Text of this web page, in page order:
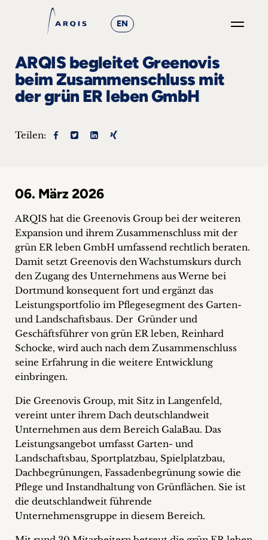
EN
Fokusgruppen
+
Events
+
Karriere
+
Blog
&
Podcasts
+
Team
Philosophie
Presseanfragen
ARQIS begleitet Greenovis
beim Zusammenschluss mit
der grün ER leben GmbH
Teilen:
06. März 2026
ARQIS hat die Greenovis Group bei der weiteren
Expansion und ihrem Zusammenschluss mit der
grün ER leben GmbH umfassend rechtlich beraten.
Damit setzt Greenovis den Wachstumskurs durch
den Zugang des Unternehmens aus Werne bei
Dortmund konsequent fort und ergänzt das
Leistungsportfolio im Pflegesegment des Garten-
und Landschaftsbaus. Der Gründer und
Geschäftsführer von grün ER leben, Reinhard
Schocke, wird auch nach dem Zusammenschluss
seine Erfahrung in die weitere Entwicklung
einbringen.
Die Greenovis Group, mit Sitz in Langenfeld,
vereint unter ihrem Dach deutschlandweit
Unternehmen aus dem Bereich GalaBau. Das
Leistungsangebot umfasst Garten- und
Landschaftsbau, Sportplatzbau, Spielplatzbau,
Dachbegrünungen, Fassadenbegrünung sowie die
Pflege und Instandhaltung von Grünflächen. Sie ist
die deutschlandweit führende
Unternehmensgruppe in diesem Bereich.